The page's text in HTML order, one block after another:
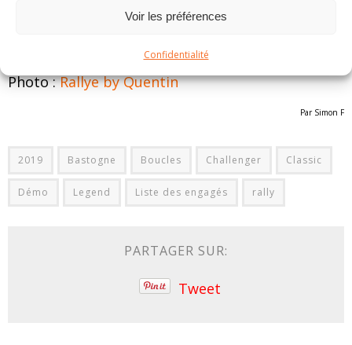
Voir les préférences
Confidentialité
Liste des engagés
Photo :Rallye by Quentin
Par Simon F
2019 Bastogne Boucles Challenger Classic
Démo Legend Liste des engagés rally
PARTAGER SUR:
Tweet